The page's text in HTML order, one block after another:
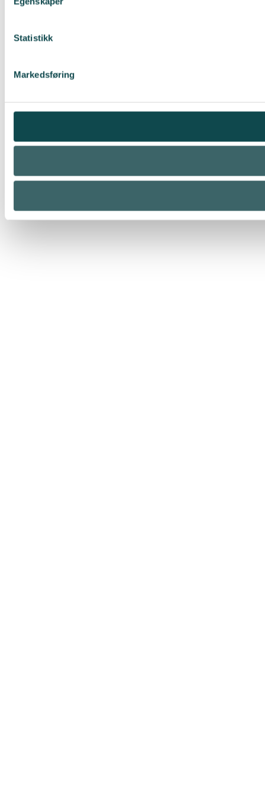
Statistikk
Markedsføring